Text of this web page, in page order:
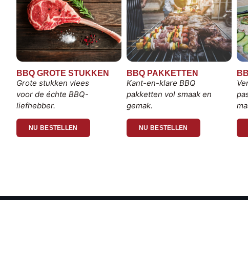
BBQ GROTE STUKKEN
Grote stukken vlees
voor de échte BBQ-
liefhebber.
NU BESTELLEN
BBQ PAKKETTEN
Kant-en-klare BBQ
pakketten vol smaak en
gemak.
NU BESTELLEN